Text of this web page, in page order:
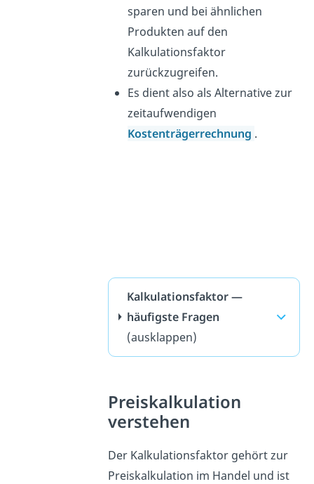
sparen und bei ähnlichen
Produkten auf den
Kalkulationsfaktor
zurückzugreifen.
Es dient also als Alternative zur
zeitaufwendigen
Kostenträgerrechnung .
Kalkulationsfaktor —
häufigste Fragen
(ausklappen)
Preiskalkulation
verstehen
Der Kalkulationsfaktor gehört zur
Preiskalkulation im Handel und ist